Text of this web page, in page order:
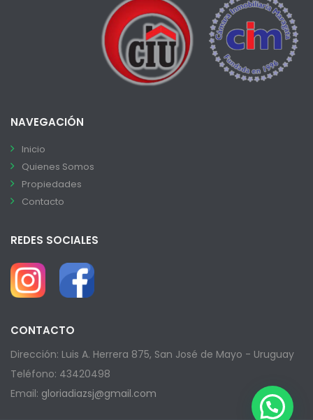
NAVEGACIÓN
Inicio
Quienes Somos
Propiedades
Contacto
REDES SOCIALES
CONTACTO
Dirección: Luis A. Herrera 875, San José de Mayo - Uruguay
Teléfono: 43420498
Email: gloriadiazsj@gmail.com